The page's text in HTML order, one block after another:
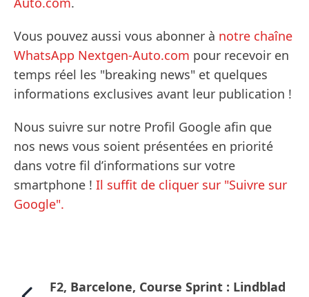
Vous pouvez aussi vous abonner à notre chaîne
WhatsApp Nextgen-Auto.com pour recevoir en
temps réel les "breaking news" et quelques
informations exclusives avant leur publication !
Nous suivre sur notre Profil Google afin que
nos news vous soient présentées en priorité
dans votre fil d’informations sur votre
smartphone ! Il suffit de cliquer sur "Suivre sur
Google".
F2, Barcelone, Course Sprint : Lindblad